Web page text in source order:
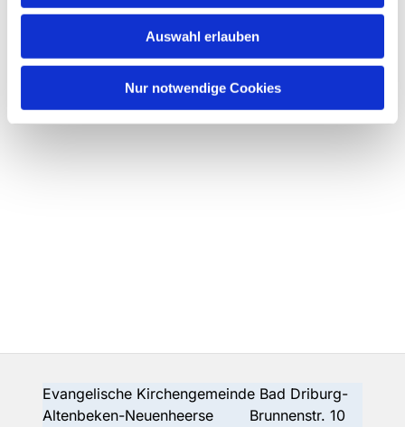
Auswahl erlauben
Nur notwendige Cookies
Evangelische Kirchengemeinde Bad Driburg-
Altenbeken-Neuenheerse Brunnenstr. 10